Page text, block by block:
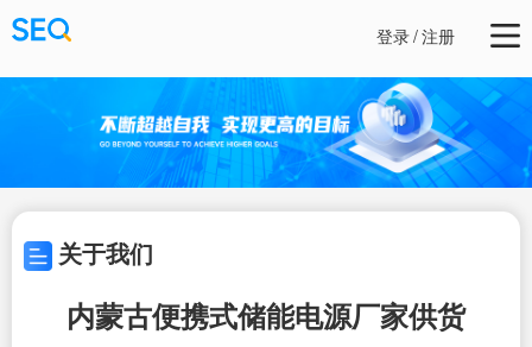
登录/注册
关于我们
内蒙古便携式储能电源厂家供货